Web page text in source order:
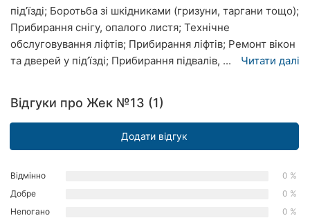
Рівне
Одеса
Київ
Запоріжжя
Дніпро
під’їзді; Боротьба зі шкідниками (гризуни, таргани тощо);
Прибирання снігу, опалого листя; Технічне
обслуговування ліфтів; Прибирання ліфтів; Ремонт вікон
та дверей у під’їзді; Прибирання підвалів, ...
Читати далі
Відгуки про Жек №13 (1)
Додати відгук
Відмінно
0 %
Добре
0 %
Непогано
0 %